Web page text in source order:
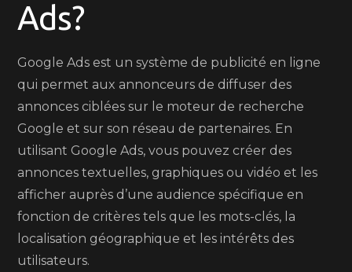
Ads?
Google Ads est un système de publicité en ligne
qui permet aux annonceurs de diffuser des
annonces ciblées sur le moteur de recherche
Google et sur son réseau de partenaires. En
utilisant Google Ads, vous pouvez créer des
annonces textuelles, graphiques ou vidéo et les
afficher auprès d’une audience spécifique en
fonction de critères tels que les mots-clés, la
localisation géographique et les intérêts des
utilisateurs.